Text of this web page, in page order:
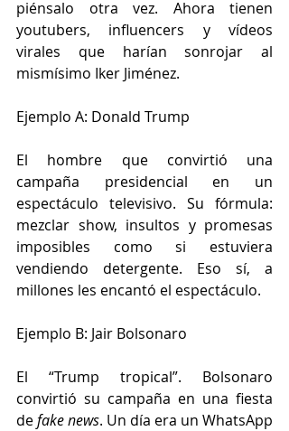
piénsalo otra vez. Ahora tienen
youtubers, influencers y vídeos
virales que harían sonrojar al
mismísimo Iker Jiménez.
Ejemplo A: Donald Trump
El hombre que convirtió una
campaña presidencial en un
espectáculo televisivo. Su fórmula:
mezclar show, insultos y promesas
imposibles como si estuviera
vendiendo detergente. Eso sí, a
millones les encantó el espectáculo.
Ejemplo B: Jair Bolsonaro
El “Trump tropical”. Bolsonaro
convirtió su campaña en una fiesta
de fake news. Un día era un WhatsApp